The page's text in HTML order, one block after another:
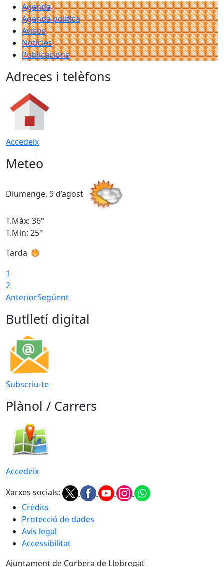
Agenda
Agenda política
Avisos
Notícies
Publicacions
Adreces i telèfons
Accedeix
Meteo
Diumenge, 9 d’agost
T.Màx: 36°
T.Min: 25°
Tarda
1
2
AnteriorSegüent
Butlletí digital
Subscriu-te
Plànol / Carrers
Accedeix
Xarxes socials:
Crèdits
Protecció de dades
Avís legal
Accessibilitat
Ajuntament de Corbera de Llobregat